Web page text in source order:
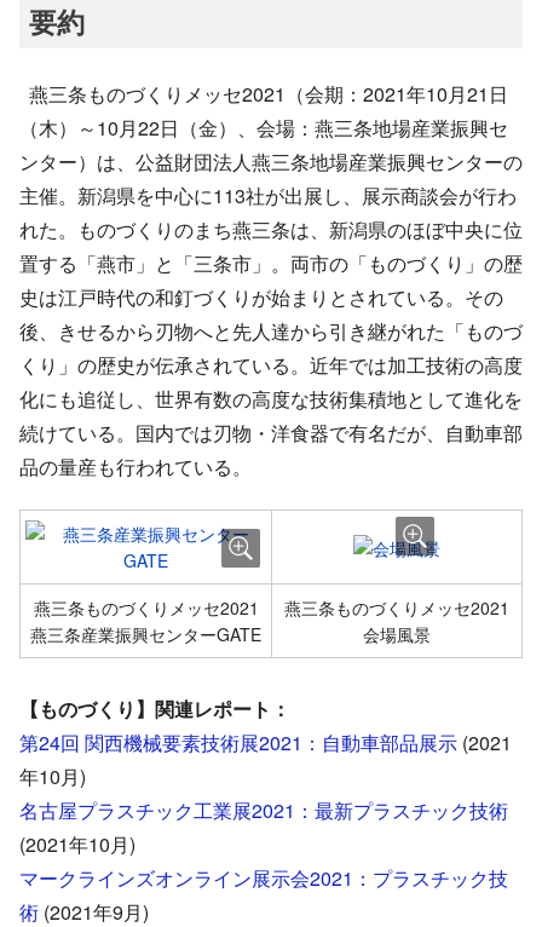
要約
燕三条ものづくりメッセ2021（会期：2021年10月21日
（木）～10月22日（金）、会場：燕三条地場産業振興セ
ンター）は、公益財団法人燕三条地場産業振興センターの
主催。新潟県を中心に113社が出展し、展示商談会が行わ
れた。ものづくりのまち燕三条は、新潟県のほぼ中央に位
置する「燕市」と「三条市」。両市の「ものづくり」の歴
史は江戸時代の和釘づくりが始まりとされている。その
後、きせるから刃物へと先人達から引き継がれた「ものづ
くり」の歴史が伝承されている。近年では加工技術の高度
化にも追従し、世界有数の高度な技術集積地として進化を
続けている。国内では刃物・洋食器で有名だが、自動車部
品の量産も行われている。
燕三条ものづくりメッセ2021
燕三条産業振興センターGATE
燕三条ものづくりメッセ2021
会場風景
【ものづくり】関連レポート：
第24回 関西機械要素技術展2021：自動車部品展示 (2021
年10月)
名古屋プラスチック工業展2021：最新プラスチック技術
(2021年10月)
マークラインズオンライン展示会2021：プラスチック技
術 (2021年9月)